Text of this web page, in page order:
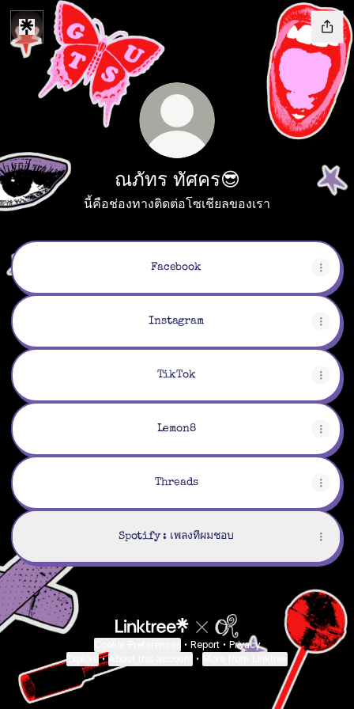
ณภัทร ทัศคร😎
นี้คือช่องทางติดต่อโซเชียลของเรา
Facebook
Instagram
TikTok
Lemon8
Threads
Spotify : เพลงที่ผมชอบ
• Report • Privacy
• •